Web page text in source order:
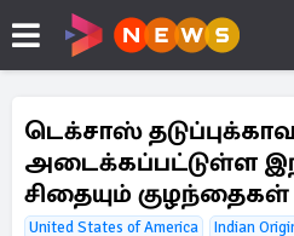
டெக்சாஸ்
அடைக்கப்பட்டுள்ள
சிதையும்
United States of America Indian